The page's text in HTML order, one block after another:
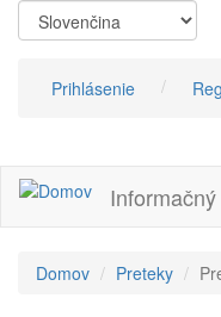
Skočiť
na
Prihlásenie
Domov Preteky